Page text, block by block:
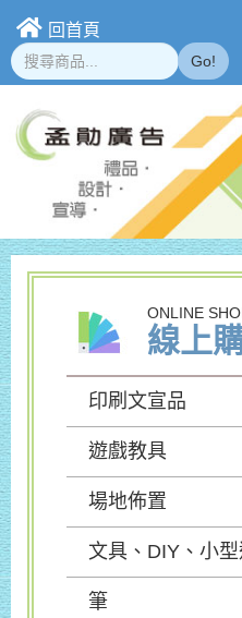
回首頁
Go!
ONLINE
線上
印刷文宣品
遊戲教具
場地佈置
文具、DIY、小
筆